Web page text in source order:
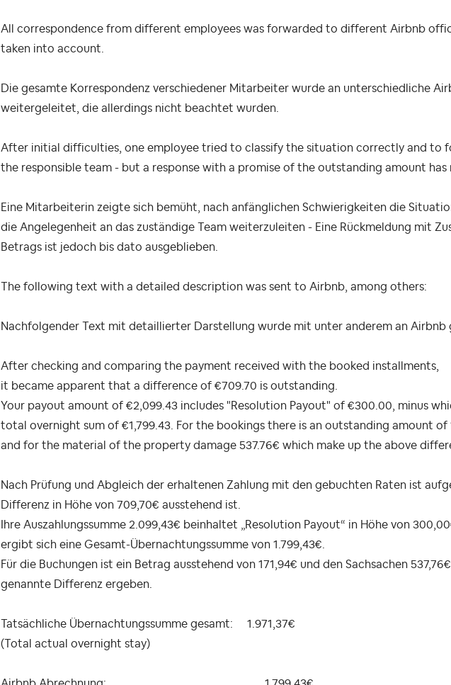
All correspondence from different employees was forwarded to different Airbnb
taken into account.
Die gesamte Korrespondenz verschiedener Mitarbeiter wurde an unterschiedliche
weitergeleitet, die allerdings nicht beachtet wurden.
After initial difficulties, one employee tried to classify the situation correctly and to
the responsible team - but a response with a promise of the outstanding amount has
Eine Mitarbeiterin zeigte sich bemüht, nach anfänglichen Schwierigkeiten die
die Angelegenheit an das zuständige Team weiterzuleiten - Eine Rückmeldung mit
Betrags ist jedoch bis dato ausgeblieben.
The following text with a detailed description was sent to Airbnb, among others:
Nachfolgender Text mit detaillierter Darstellung wurde mit unter anderem an Airbnb
After checking and comparing the payment received with the booked installments,
it became apparent that a difference of €709.70 is outstanding.
Your payout amount of €2,099.43 includes "Resolution Payout" of €300.00, minus
total overnight sum of €1,799.43. For the bookings there is an outstanding amount of
and for the material of the property damage 537.76€ which make up the above
Nach Prüfung und Abgleich der erhaltenen Zahlung mit den gebuchten Raten ist
Differenz in Höhe von 709,70€ ausstehend ist.
Ihre Auszahlungssumme 2.099,43€ beinhaltet „Resolution Payout“ in Höhe von
ergibt sich eine Gesamt-Übernachtungssumme von 1.799,43€.
Für die Buchungen ist ein Betrag ausstehend von 171,94€ und den Sachsachen
genannte Differenz ergeben.
Tatsächliche Übernachtungssumme gesamt: 1.971,37€
(Total actual overnight stay)